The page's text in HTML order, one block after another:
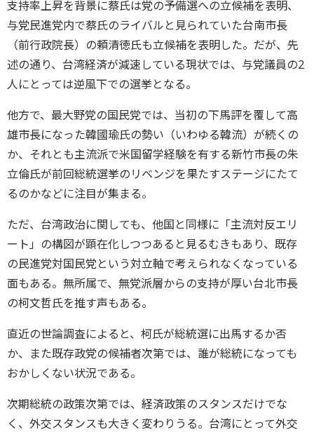
支持率上昇を背景に蔡氏は党の予備選への立候補を表明、
与党民進党内で蔡氏のライバルと見られていた台南市長
（前行政院長）の頼清徳氏も立候補を表明した。だが、先
述の通り、台湾経済が減速している現状では、与党議員の2
人にとっては逆風下での選挙となる。
他方で、最大野党の国民党では、当初の下馬評を覆して高
雄市長になった韓國瑜氏の勢い（いわゆる韓流）が続くの
か、それとも主流派で米国留学経験を有する新竹市長の朱
立倫氏が前回総統選挙のリベンジを果たすステージにたて
るのかなどに注目が集まる。
ただ、台湾政治に関しても、他国と同様に「主流対反エリ
ート」の構図が顕在化しつつあると見るむきもあり、既存
の民進党対国民党という対立軸で考えられなくなっている
面もある。無所属で、無党派層からの支持が厚い台北市長
の柯文哲氏を推す声もある。
直近の世論調査によると、柯氏が総統選に出馬するか否
か、また既存政党の候補者次第では、誰が総統になっても
おかしくない状況である。
次期総統の政策次第では、経済政策のスタンスだけでな
く、外交スタンスも大きく変わりうる。台湾にとって外交